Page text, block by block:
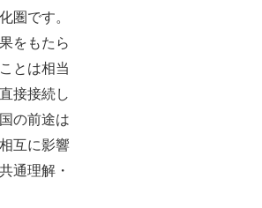
圏です。
をもたら
とは相当
接接続し
の前途は
互に影響
通理解・